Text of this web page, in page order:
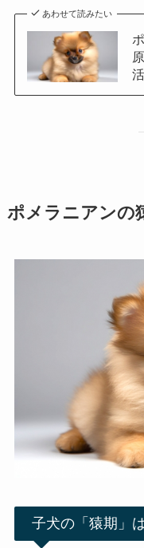
あわせて読みたい
ポメラニアンの
子犬の「猿期」